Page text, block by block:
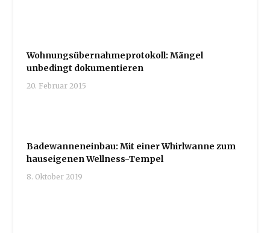
Wohnungsübernahmeprotokoll: Mängel
unbedingt dokumentieren
20. Februar 2015
Badewanneneinbau: Mit einer Whirlwanne zum
hauseigenen Wellness-Tempel
8. Oktober 2019